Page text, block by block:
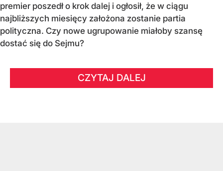
premier poszedł o krok dalej i ogłosił, że w ciągu
najbliższych miesięcy założona zostanie partia
polityczna. Czy nowe ugrupowanie miałoby szansę
dostać się do Sejmu?
CZYTAJ DALEJ